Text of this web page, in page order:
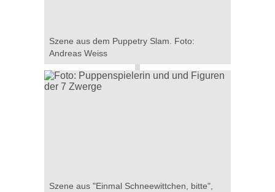
Szene aus dem Puppetry Slam. Foto:
Andreas Weiss
Szene aus "Einmal Schneewittchen, bitte",